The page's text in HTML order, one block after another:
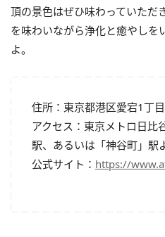
頂の景色はぜひ味わっていただ
を味わいながら浄化と癒やしを
よ。
住所：東京都港区愛宕1丁
アクセス：東京メトロ日比
駅、あるいは「神谷町」駅
公式サイト： https://